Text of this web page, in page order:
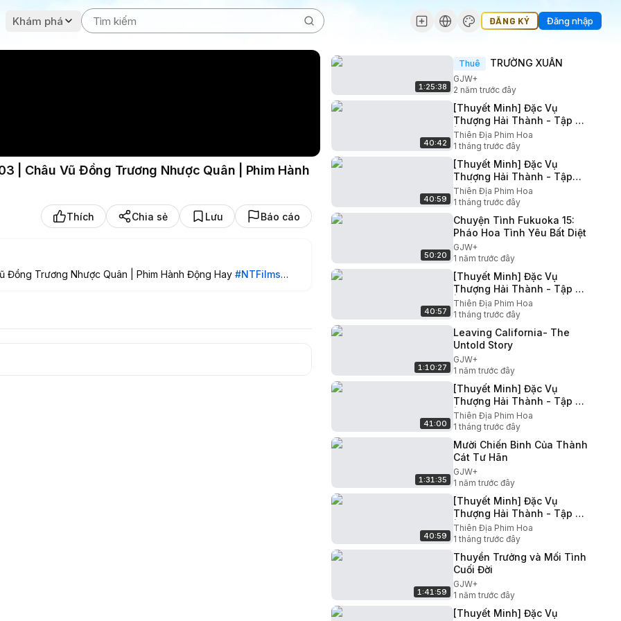
Khám phá ĐĂNG KÝ Đăng nhập
| Châu Vũ Đồng Trương Nhược Quân | Phim Hành
Thích Chia sẻ Lưu Báo cáo
Trương Nhược Quân | Phim Hành Động Hay #NTFilms
kiên định với niềm tin của mình và liều mạng giải cứu "Tể
Nhật. Tất Trung Lương đã già, bội bạc và xảo quyệt, tuy là
1:25:38
Thuê TRƯỜNG XUÂN
GJW+
2 năm trước đây
40:42
[Thuyết Minh] Đặc Vụ
Thượng Hải Thành - Tập 02
| Châu Vũ Đồng Trương
Nhược Quân | Phim Hành
Động Hay
Thiên Địa Phim Hoa
1 tháng trước đây
40:59
[Thuyết Minh] Đặc Vụ
Thượng Hải Thành - Tập
04 | Châu Vũ Đồng Trương
Nhược Quân | Phim Hành
Động Hay
Thiên Địa Phim Hoa
1 tháng trước đây
50:20
Chuyện Tình Fukuoka 15:
Pháo Hoa Tình Yêu Bất Diệt
GJW+
1 năm trước đây
40:57
[Thuyết Minh] Đặc Vụ
Thượng Hải Thành - Tập 12
| Châu Vũ Đồng Trương
Nhược Quân | Phim Hành
Động Hay
Thiên Địa Phim Hoa
1 tháng trước đây
1:10:27
Leaving California- The
Untold Story
GJW+
1 năm trước đây
41:00
[Thuyết Minh] Đặc Vụ
Thượng Hải Thành - Tập 15
| Châu Vũ Đồng Trương
Nhược Quân | Phim Hành
Động Hay
Thiên Địa Phim Hoa
1 tháng trước đây
1:31:35
Mười Chiến Binh Của Thành
Cát Tư Hãn
GJW+
1 năm trước đây
40:59
[Thuyết Minh] Đặc Vụ
Thượng Hải Thành - Tập 10
| Châu Vũ Đồng Trương
Nhược Quân | Phim Hành
Động Hay
Thiên Địa Phim Hoa
1 tháng trước đây
1:41:59
Thuyền Trưởng và Mối Tình
Cuối Đời
GJW+
1 năm trước đây
[Thuyết Minh] Đặc Vụ